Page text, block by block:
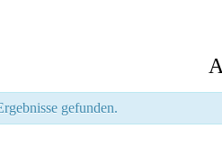
gefunden.